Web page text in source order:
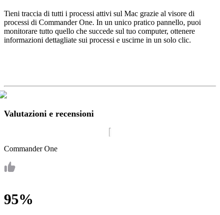
Tieni traccia di tutti i processi attivi sul Mac grazie al visore di
processi di Commander One. In un unico pratico pannello, puoi
monitorare tutto quello che succede sul tuo computer, ottenere
informazioni dettagliate sui processi e uscirne in un solo clic.
Valutazioni e recensioni
Commander One
95%